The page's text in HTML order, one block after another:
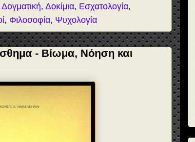
Δογματική, Δοκίμια, Εσχατολογία,
, Φιλοσοφία, Ψυχολογία
- Βίωμα, Νόηση και